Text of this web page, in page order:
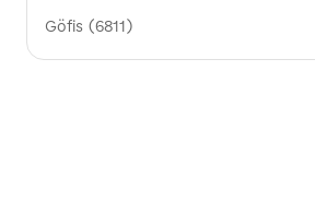
Göfis (6811)